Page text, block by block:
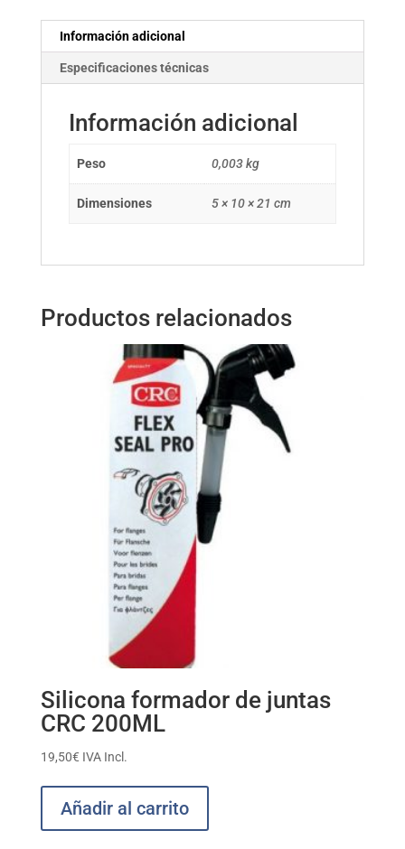
Información adicional
Especificaciones técnicas
Información adicional
Peso 0,003 kg
Dimensiones 5 × 10 × 21 cm
Productos relacionados
Silicona formador de juntas
CRC 200ML
19,50€ IVA Incl.
Añadir al carrito